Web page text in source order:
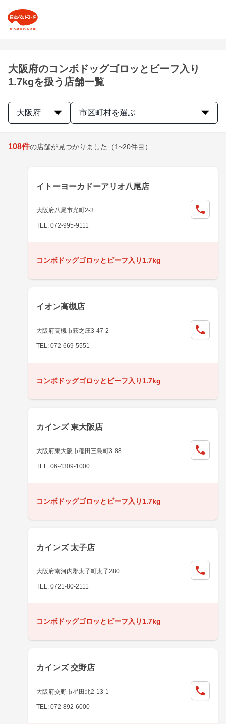
大阪府のコンボドッグゴロッとビーフ入り
1.7kgを扱う店舗一覧
大阪府 市区町村を選ぶ
108件の店舗が見つかりました （1~20件目）
イトーヨーカドーアリオ八尾店
大阪府八尾市光町2-3
TEL: 072-995-9111
コンボドッグゴロッとビーフ入り1.7kg
イオン高槻店
大阪府高槻市萩之庄3-47-2
TEL: 072-669-5551
コンボドッグゴロッとビーフ入り1.7kg
カインズ 東大阪店
大阪府東大阪市稲田三島町3-88
TEL: 06-4309-1000
コンボドッグゴロッとビーフ入り1.7kg
カインズ 太子店
大阪府南河内郡太子町太子280
TEL: 0721-80-2111
コンボドッグゴロッとビーフ入り1.7kg
カインズ 交野店
大阪府交野市星田北2-13-1
TEL: 072-892-6000